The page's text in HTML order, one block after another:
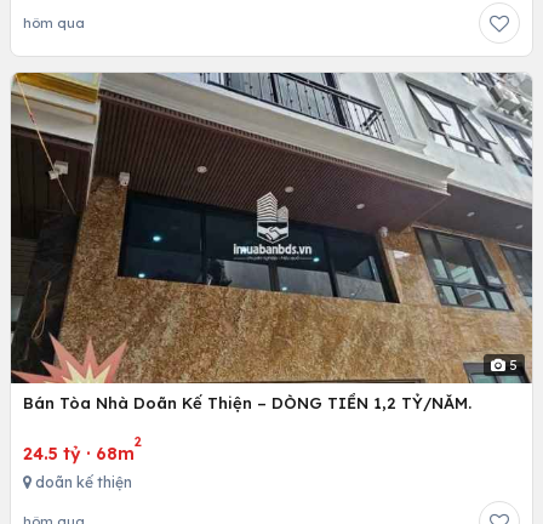
hôm qua
5
Bán Tòa Nhà Doãn Kế Thiện – DÒNG TIỀN 1,2 TỶ/NĂM.
24.5 tỷ · 68m
2
doãn kế thiện